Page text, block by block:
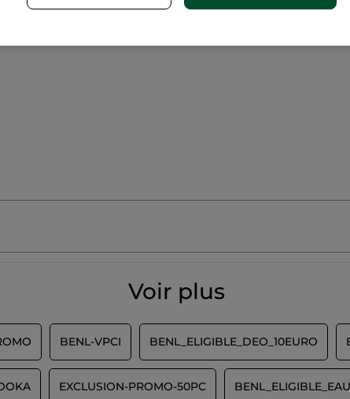
Voir plus
BENL-VPCI BENL_ELIGIBLE_DEO_10EURO
EXCLUSION-PROMO-50PC